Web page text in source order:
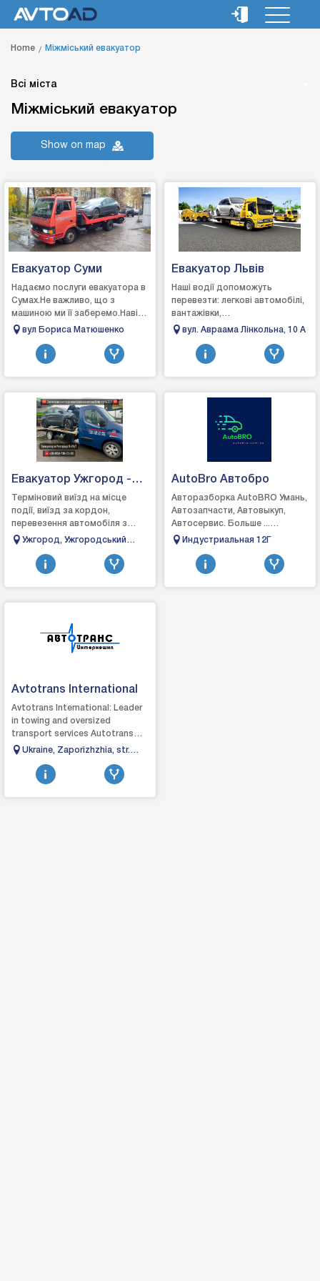
Home Міжміський евакуатор
Всі міста
Міжміський евакуатор
Show on map
Евакуатор Суми
Надаємо послуги евакуатора в
Сумах.Не важливо, що з
машиною ми її заберемо.Навіть
без коліс, після ДТП, у кюветі є
заванта...
вул Бориса Матюшенко
Евакуатор Львів
Наші водії допоможуть
перевезти: легкові автомобілі,
вантажівки,
сільськогосподарську техніку
навантажувачі та іншу
спецтехніку...
вул. Авраама Лінкольна, 10 А
Евакуатор Ужгород -
OMOSERVICE
Терміновий виїзд на місце
події, виїзд за кордон,
перевезення автомобіля з
заблокованими колесами,
кювету, послуга старту ...
Ужгород, Ужгородський
район, Закарпатська
область, Україна
AutoBro Автобро
Авторазборка AutoBRO Умань,
Автозапчасти, Автовыкуп,
Автосервис. Больше ...
Восстановление авто после
Индустриальная 12Г
Avtotrans International
Avtotrans International: Leader
in towing and oversized
transport services Autotrans
International is a high-class,
Ukraine, Zaporizhzhia, str.
First Livarna, 48